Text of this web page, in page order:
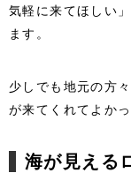
気軽に来てほしい
ます。
少しでも地元の方
が来てくれてよか
海が見える